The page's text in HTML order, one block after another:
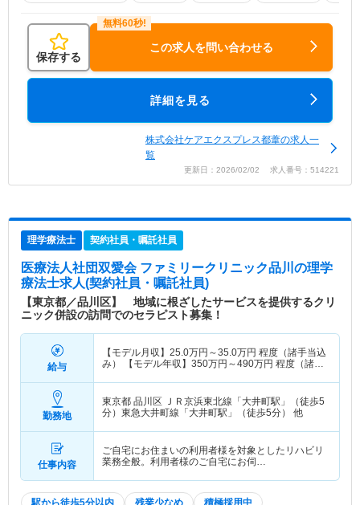
保存する
この求人を問い合わせる
詳細を見る
株式会社ケアエクスプレス都葦の求人一
覧
更新日：2026/02/02 求人番号：514221
理学療法士 契約社員・嘱託社員
医療法人社団双愛会 ファミリークリニック品川 の理学
療法士求人(契約社員・嘱託社員)
【東京都／品川区】 地域に根ざしたサービスを提供するクリ
ニック併設の訪問でのセラピスト募集！
給与
【モデル月収】 25.0万円～35.0万円 程度（諸手当込
み） 【モデル年収】 350万円～490万円 程度（諸手
勤務地
東京都 品川区 ＪＲ京浜東北線「大井町駅」（徒歩5
分）東急大井町線「大井町駅」（徒歩5分） 他
仕事内容
ご自宅にお住まいの利用者様を対象としたリハビリ
業務全般。利用者様のご自宅にお伺…
駅から徒歩5分以内 残業少なめ 積極採用中